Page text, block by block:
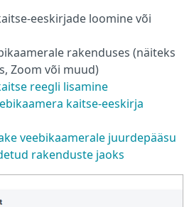
eeskirjade loomine või
rakenduses (näiteks
Zoom või muud)
reegli lisamine
kaitse-eeskirja
veebikaamerale juurdepääsu
rakenduste jaoks